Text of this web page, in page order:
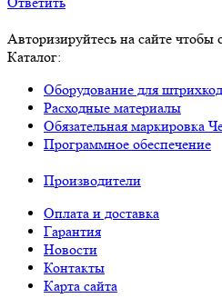
Авторизируйтесь на сайте чтобы
Каталог:
Оборудование для
Расходные материалы
Обязательная маркировка
Программное обеспечение
Производители
Оплата и доставка
Гарантия
Новости
Контакты
Карта сайта